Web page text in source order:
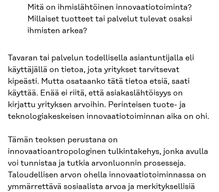
Mitä on ihmislähtöinen innovaatiotoiminta?
Millaiset tuotteet tai palvelut tulevat osaksi
ihmisten arkea?
Tavaran tai palvelun todellisella asiantuntijalla eli
käyttäjällä on tietoa, jota yritykset tarvitsevat
kipeästi. Mutta osataanko tätä tietoa etsiä, saati
käyttää. Enää ei riitä, että asiakaslähtöisyys on
kirjattu yrityksen arvoihin. Perinteisen tuote- ja
teknologiakeskeisen innovaatiotoiminnan aika on ohi.
Tämän teoksen perustana on
innovaatioantropologinen tulkintakehys, jonka avulla
voi tunnistaa ja tutkia arvonluonnin prosesseja.
Taloudellisen arvon ohella innovaatiotoiminnassa on
ymmärrettävä sosiaalista arvoa ja merkityksellisiä